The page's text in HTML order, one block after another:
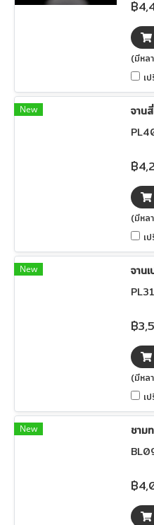
฿
(มีหล
เ
New
จาน
฿
(มีหล
เ
New
จาน
฿
(มีหล
เ
New
ชาม
฿